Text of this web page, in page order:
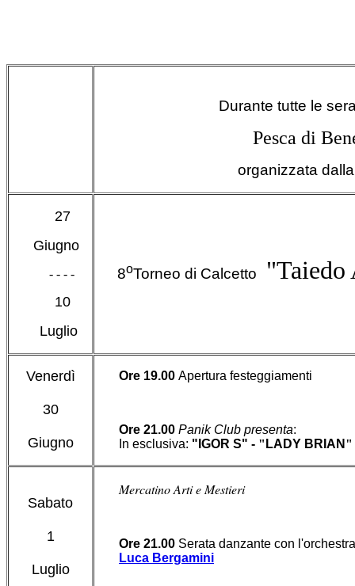
Durante tutte le
Pesca di
organizzata
27
Giugno
- - - -
10
Luglio
8oTorneo di Calcetto "Taiedo
Venerdì
30
Giugno
Ore 19.00 Apertura festeggiamenti
Ore 21.00 Panik Club presenta:
In esclusiva: "IGOR S" - " LADY BRIAN "
Sabato
1
Luglio
Mercatino Arti e Mestieri
Ore 21.00 Serata danzante con l'orchestra
Luca Bergamini